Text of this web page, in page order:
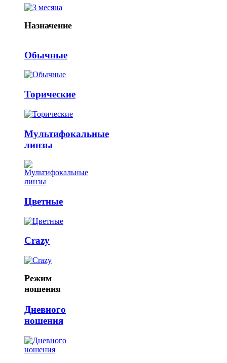
Назначение
Обычные
Торические
Мультифокальные
линзы
Цветные
Crazy
Режим
ношения
Дневного
ношения